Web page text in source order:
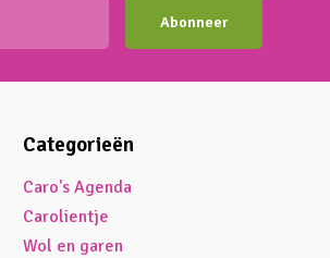
Abonneer
Categorieën
Caro's Agenda
Carolientje
Wol en garen